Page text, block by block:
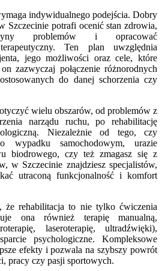
indywidualnego podejścia. Dobry
Szczecinie potrafi ocenić stan zdrowia,
problemów i opracować
Ten plan uwzględnia
jego możliwości oraz cele, które
zazwyczaj połączenie różnorodnych
do danej schorzenia czy
wielu obszarów, od problemów z
narządu ruchu, po rehabilitację
Niezależnie od tego, czy
wypadku samochodowym, urazie
biodrowego, czy też zmagasz się z
w Szczecinie znajdziesz specjalistów,
utraconą funkcjonalność i komfort
że rehabilitacja to nie tylko ćwiczenia
ona również terapię manualną,
laseroterapię, ultradźwięki),
psychologiczne. Kompleksowe
efekty i pozwala na szybszy powrót
pracy czy pasji sportowych.